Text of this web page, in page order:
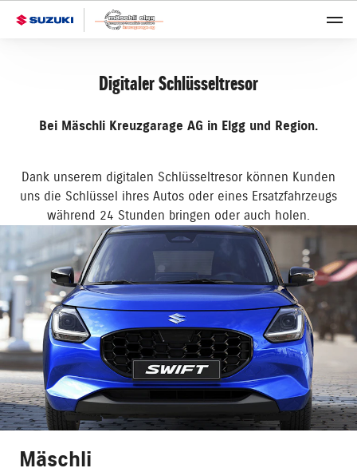
Digitaler Schlüsseltresor
Bei Mäschli Kreuzgarage AG in Elgg und Region.
Dank unserem digitalen Schlüsseltresor können Kunden
uns die Schlüssel ihres Autos oder eines Ersatzfahrzeugs
während 24 Stunden bringen oder auch holen.
Mäschli